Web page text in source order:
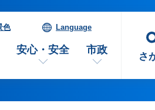
さ
色 Language
安心・安全 市政